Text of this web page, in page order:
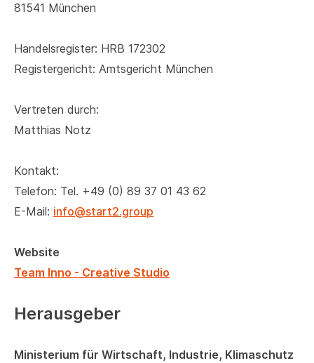
81541 München
Handelsregister: HRB 172302
Registergericht: Amtsgericht München
Vertreten durch:
Matthias Notz
Kontakt:
Telefon: ​Tel. +49 (0) 89 37 01 43 62
E-Mail: info@start2.group
Website
Team Inno - Creative Studio
Herausgeber
Ministerium für Wirtschaft, Industrie, Klimaschutz